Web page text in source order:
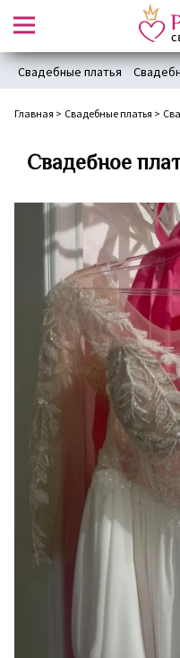
Свадебные платья
Главная > Свадебные платья >
Свадебное